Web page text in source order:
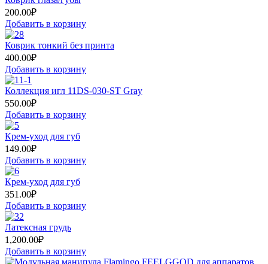
200.00₽
Добавить в корзину
Коврик тонкий без принта
400.00₽
Добавить в корзину
Коллекция игл 11DS-030-ST Gray
550.00₽
Добавить в корзину
Крем-уход для губ
149.00₽
Добавить в корзину
Крем-уход для губ
351.00₽
Добавить в корзину
Латексная грудь
1,200.00₽
Добавить в корзину